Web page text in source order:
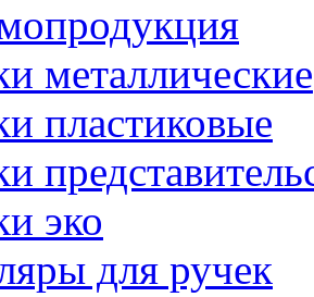
металлические
пластиковые
эко
для ручек